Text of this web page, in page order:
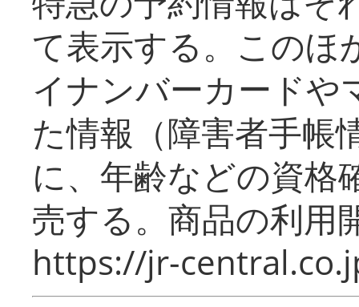
て表示する。このほ
イナンバーカードや
た情報（障害者手帳
に、年齢などの資格
売する。商品の利用
https://jr-